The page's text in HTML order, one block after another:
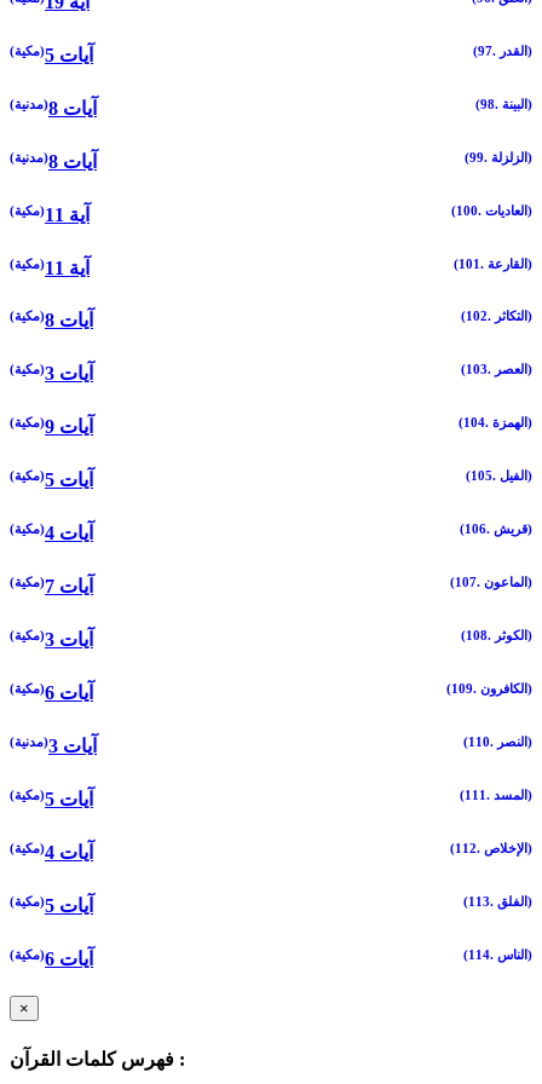
(97. القدر) (مكية) 5 آيات
(98. البينة) (مدنية) 8 آيات
(99. الزلزلة) (مدنية) 8 آيات
(100. العاديات) (مكية) 11 آية
(101. القارعة) (مكية) 11 آية
(102. التكاثر) (مكية) 8 آيات
(103. العصر) (مكية) 3 آيات
(104. الهمزة) (مكية) 9 آيات
(105. الفيل) (مكية) 5 آيات
(106. قريش) (مكية) 4 آيات
(107. الماعون) (مكية) 7 آيات
(108. الكوثر) (مكية) 3 آيات
(109. الكافرون) (مكية) 6 آيات
(110. النصر) (مدنية) 3 آيات
(111. المسد) (مكية) 5 آيات
(112. الإخلاص) (مكية) 4 آيات
(113. الفلق) (مكية) 5 آيات
(114. الناس) (مكية) 6 آيات
×
فهرس كلمات القرآن :